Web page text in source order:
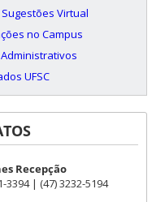
Virtual
no Campus
UFSC
Recepção
3394 | (47) 3232-5194